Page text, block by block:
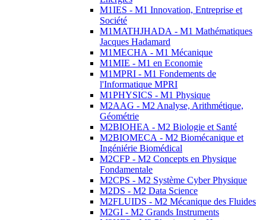
M1IES - M1 Innovation, Entreprise et
Société
M1MATHJHADA - M1 Mathématiques
Jacques Hadamard
M1MECHA - M1 Mécanique
M1MIE - M1 en Economie
M1MPRI - M1 Fondements de
l'Informatique MPRI
M1PHYSICS - M1 Physique
M2AAG - M2 Analyse, Arithmétique,
Géométrie
M2BIOHEA - M2 Biologie et Santé
M2BIOMECA - M2 Biomécanique et
Ingéniérie Biomédical
M2CFP - M2 Concepts en Physique
Fondamentale
M2CPS - M2 Système Cyber Physique
M2DS - M2 Data Science
M2FLUIDS - M2 Mécanique des Fluides
M2GI - M2 Grands Instruments